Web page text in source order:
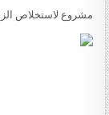
مشروع لاستخلاص الزيوت